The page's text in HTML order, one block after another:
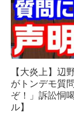
【大炎上】辺
がトンデモ質
ぞ！」訴訟恫
ル】